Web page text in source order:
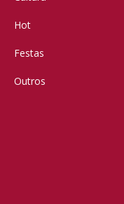
Hot
Festas
Outros